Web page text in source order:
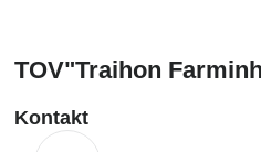
TOV"Traihon
Kontakt